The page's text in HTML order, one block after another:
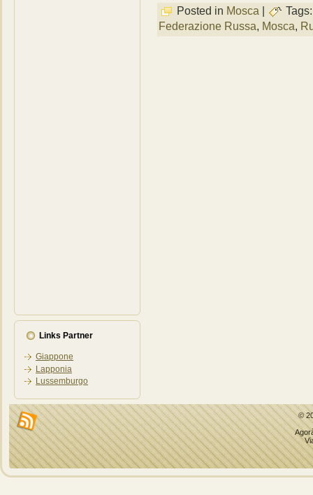
Links Partner
Giappone
Lapponia
Lussemburgo
Posted in Mosca |
Federazione Russa, Mosca,
©